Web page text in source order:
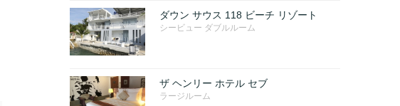
ダウン サウス 118 ビーチ リゾート
シービュー ダブルルーム
ザ ヘンリー ホテル セブ
ラージルーム